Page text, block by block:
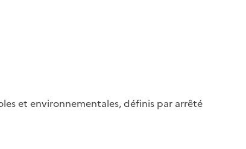
et environnementales, définis par arrêté